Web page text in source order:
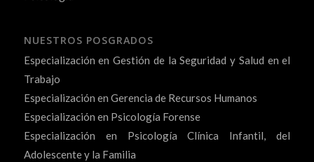
NUESTROS POSGRADOS
Especialización en Gestión de la Seguridad y Salud en el
Trabajo
Especialización en Gerencia de Recursos Humanos
Especialización en Psicología Forense
Especialización en Psicología Clínica Infantil, del
Adolescente y la Familia